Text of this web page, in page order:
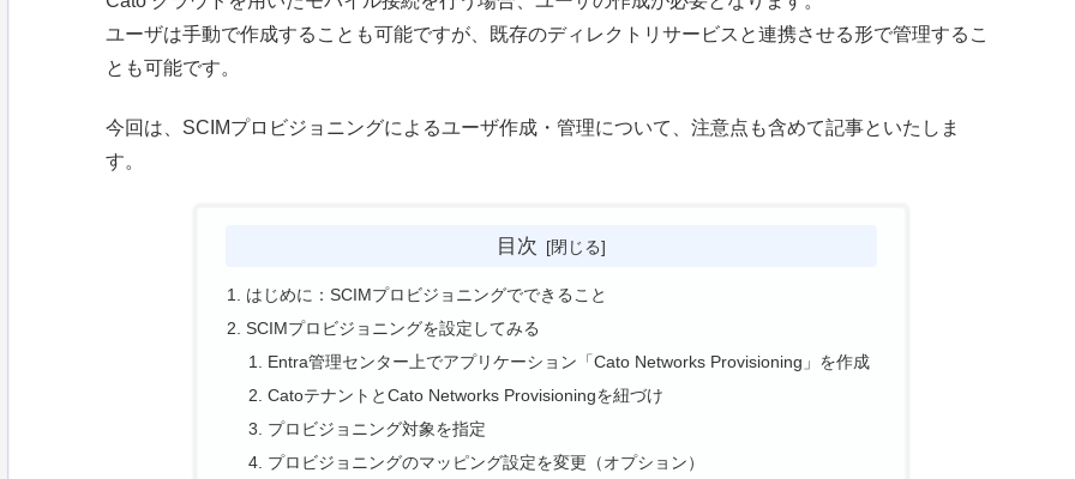
ユーザは手動で作成することも可能ですが、既存のディレクトリサービスと連携させる形で管理するこ
とも可能です。
今回は、SCIMプロビジョニングによるユーザ作成・管理について、注意点も含めて記事といたしま
す。
目次
はじめに：SCIMプロビジョニングでできること
SCIMプロビジョニングを設定してみる
Entra管理センター上でアプリケーション「Cato Networks Provisioning」を作成
CatoテナントとCato Networks Provisioningを紐づけ
プロビジョニング対象を指定
プロビジョニングのマッピング設定を変更（オプション）